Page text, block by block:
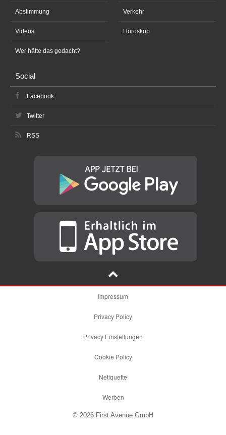
Abstimmung
Videos
Wer hätte das gedacht?
Verkehr
Horoskop
Social
Facebook
Twitter
RSS
Impressum
Privacy Policy
Privacy Einstellungen
Cookie Policy
Netiquette
Werben
© 2026 First Avenue GmbH